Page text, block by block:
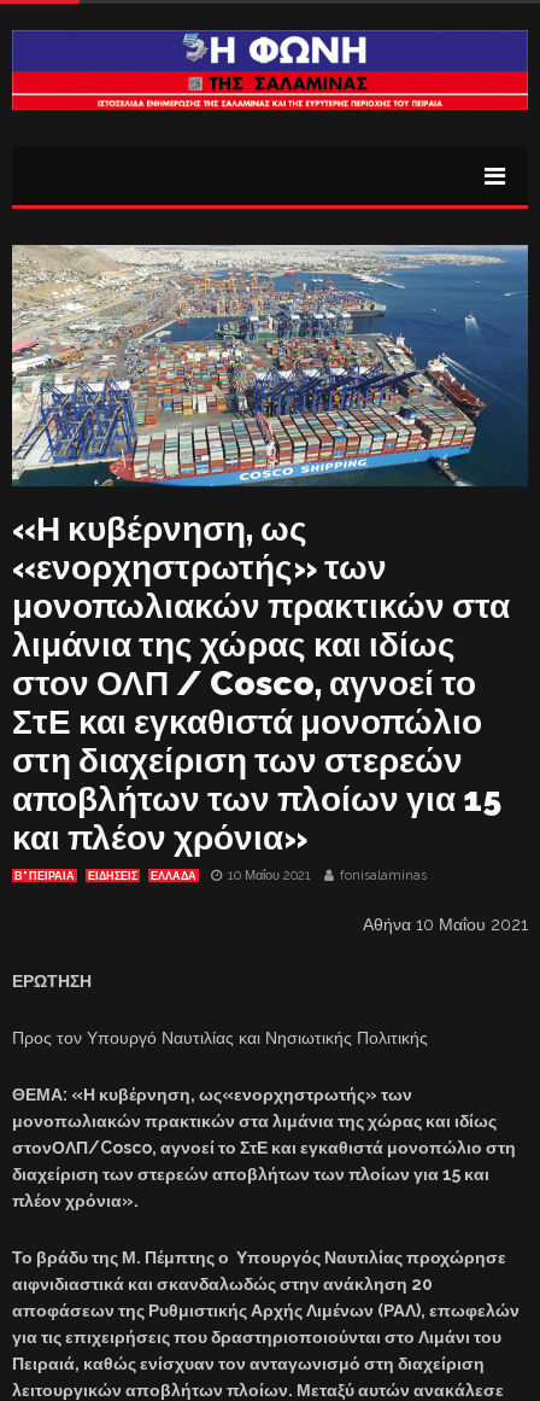
«Η κυβέρνηση, ως
«ενορχηστρωτής» των
μονοπωλιακών πρακτικών στα
λιμάνια της χώρας και ιδίως
στον ΟΛΠ / Cosco, αγνοεί το
ΣτΕ και εγκαθιστά μονοπώλιο
στη διαχείριση των στερεών
αποβλήτων των πλοίων για 15
και πλέον χρόνια»
Β' ΠΕΙΡΑΙΑ ΕΙΔΗΣΕΙΣ ΕΛΛΑΔΑ 10 Μαΐου 2021 fonisalaminas
Αθήνα 10 Μαΐου 2021
ΕΡΩΤΗΣΗ
Προς τον Υπουργό Ναυτιλίας και Νησιωτικής Πολιτικής
ΘΕΜΑ: «Η κυβέρνηση, ως«ενορχηστρωτής» των
μονοπωλιακών πρακτικών στα λιμάνια της χώρας και ιδίως
στονΟΛΠ/Cosco, αγνοεί το ΣτΕ και εγκαθιστά μονοπώλιο στη
διαχείριση των στερεών αποβλήτων των πλοίων για 15 και
πλέον χρόνια».
Το βράδυ της Μ. Πέμπτης ο Υπουργός Ναυτιλίας προχώρησε
αιφνιδιαστικά και σκανδαλωδώς στην ανάκληση 20
αποφάσεων της Ρυθμιστικής Αρχής Λιμένων (ΡΑΛ), επωφελών
για τις επιχειρήσεις που δραστηριοποιούνται στο Λιμάνι του
Πειραιά, καθώς ενίσχυαν τον ανταγωνισμό στη διαχείριση
λειτουργικών αποβλήτων πλοίων. Μεταξύ αυτών ανακάλεσε